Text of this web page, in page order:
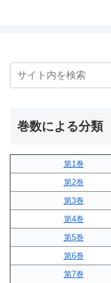
巻数による分類
第1巻
第2巻
第3巻
第4巻
第5巻
第6巻
第7巻